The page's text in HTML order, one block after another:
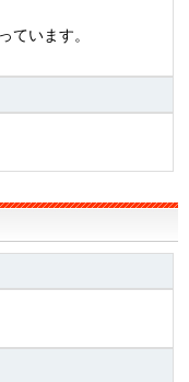
っています。